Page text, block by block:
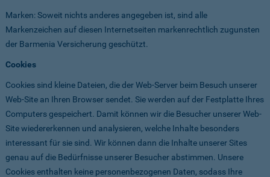
Marken: Soweit nichts anderes angegeben ist, sind alle
Markenzeichen auf diesen Internetseiten markenrechtlich zugunsten
der Barmenia Versicherung geschützt.
Cookies
Cookies sind kleine Dateien, die der Web-Server beim Besuch unserer
Web-Site an Ihren Browser sendet. Sie werden auf der Festplatte Ihres
Computers gespeichert. Damit können wir die Besucher unserer Web-
Site wiedererkennen und analysieren, welche Inhalte besonders
interessant für sie sind. Wir können dann die Inhalte unserer Sites
genau auf die Bedürfnisse unserer Besucher abstimmen. Unsere
Cookies enthalten keine personenbezogenen Daten, sodass Ihre